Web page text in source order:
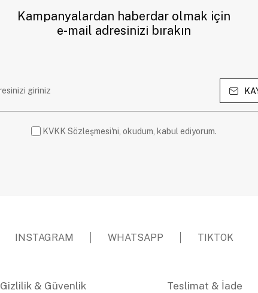
Kampanyalardan haberdar olmak için
e-mail adresinizi bırakın
KVKK Sözleşmesi'ni, okudum, kabul ediyorum.
INSTAGRAM WHATSAPP TIKTOK
Gizlilik & Güvenlik Teslimat & İade